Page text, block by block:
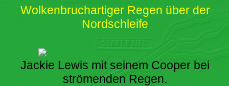
Wolkenbruchartiger Regen über der
Nordschleife
Jackie Lewis mit seinem Cooper bei
strömenden Regen.